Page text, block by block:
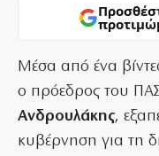
Μέσα από ένα
ο πρόεδρος του
Ανδρουλάκης,
κυβέρνηση για τη